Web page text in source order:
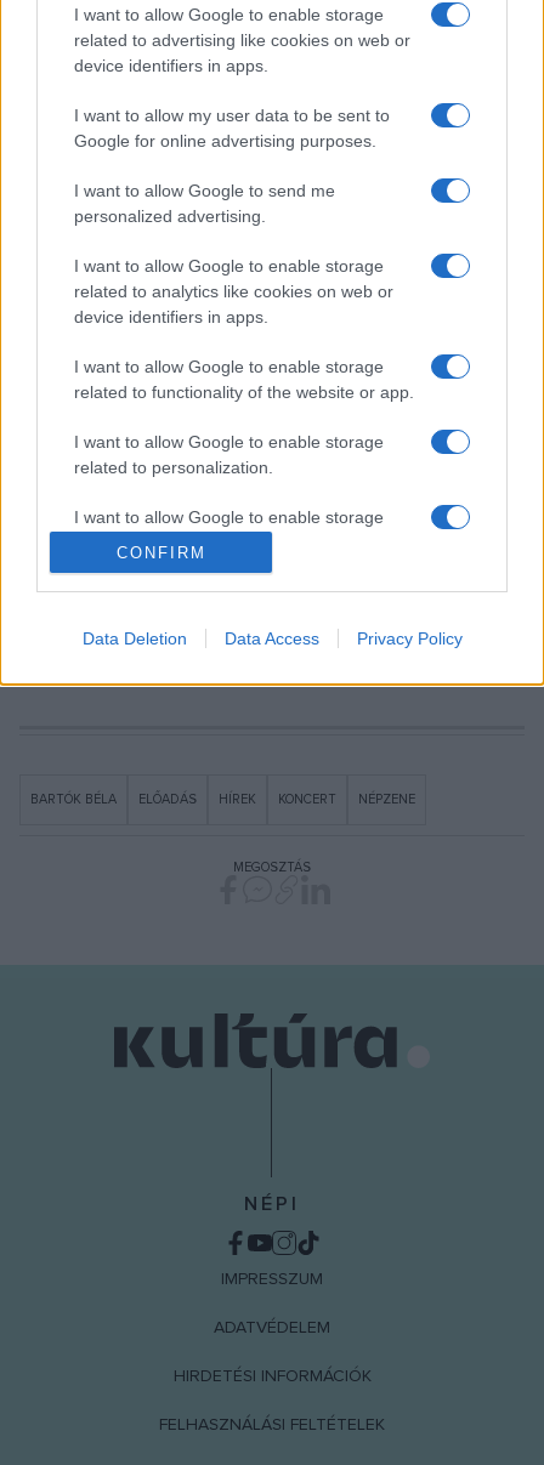
I want to allow Google to enable storage
related to advertising like cookies on web or
device identifiers in apps.
I want to allow my user data to be sent to
Google for online advertising purposes.
I want to allow Google to send me
personalized advertising.
I want to allow Google to enable storage
related to analytics like cookies on web or
device identifiers in apps.
I want to allow Google to enable storage
related to functionality of the website or app.
I want to allow Google to enable storage
related to personalization.
I want to allow Google to enable storage
related to security, including authentication
functionality and fraud prevention, and other
user protection.
CONFIRM
Data Deletion Data Access Privacy Policy
Kelemen László a kétrészes műsorba Bartók Béla népzenei
feldolgozásai közül a 8, a 10 és a 20 Magyar Népdalból, a
Gyermekeknek ciklusból, a Bagatellekből, valamint a
esetén, ráadásként felcsendülnek a Román népi táncok is.
Hangsúlyozta: a koncerttel szeretnének hozzájárulni a
teljesebb és természetesebb élményt nyújtani a
hallgatóságnak a világhírű zeneszerző
népdalfeldolgozásaiból. Mint fogalmazott, az új
megközelítéssel Bartók darabja eseteként úgy szólalnak
meg, mintha egy nagyon finom dzsesszdalt hallana népzenei
kísérettel a közönség.
Forrás: MTI
BARTÓK BÉLA ELŐADÁS HÍREK KONCERT NÉPZENE
MEGOSZTÁS
NÉPI
IMPRESSZUM
ADATVÉDELEM
HIRDETÉSI INFORMÁCIÓK
FELHASZNÁLÁSI FELTÉTELEK